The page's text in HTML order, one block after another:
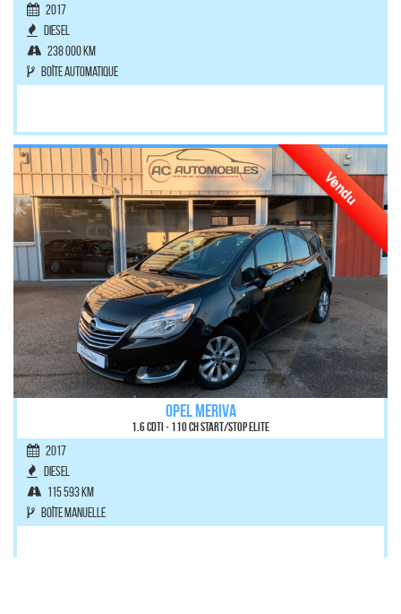
2017
Diesel
238 000 km
Boîte automatique
OPEL MERIVA
1.6 CDTI - 110 ch Start/Stop Elite
2017
Diesel
115 593 km
Boîte manuelle
Vendu